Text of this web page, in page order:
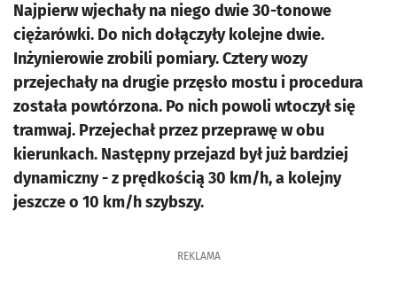
Najpierw wjechały na niego dwie 30-tonowe
ciężarówki. Do nich dołączyły kolejne dwie.
Inżynierowie zrobili pomiary. Cztery wozy
przejechały na drugie przęsło mostu i procedura
została powtórzona. Po nich powoli wtoczył się
tramwaj. Przejechał przez przeprawę w obu
kierunkach. Następny przejazd był już bardziej
dynamiczny - z prędkością 30 km/h, a kolejny
jeszcze o 10 km/h szybszy.
REKLAMA